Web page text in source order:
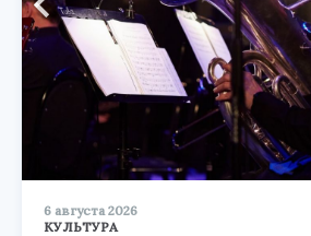
6 августа 2026
КУЛЬТУРА